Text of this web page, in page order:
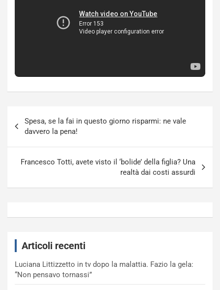
articoli
Spesa, se la fai in questo giorno risparmi: ne vale
davvero la pena!
Francesco Totti, avete visto il ‘bolide’ della figlia? Una
realtà dai costi assurdi
Articoli recenti
Luciana Littizzetto in tv dopo la malattia. Fazio la gela:
“Non pensavo tornassi”